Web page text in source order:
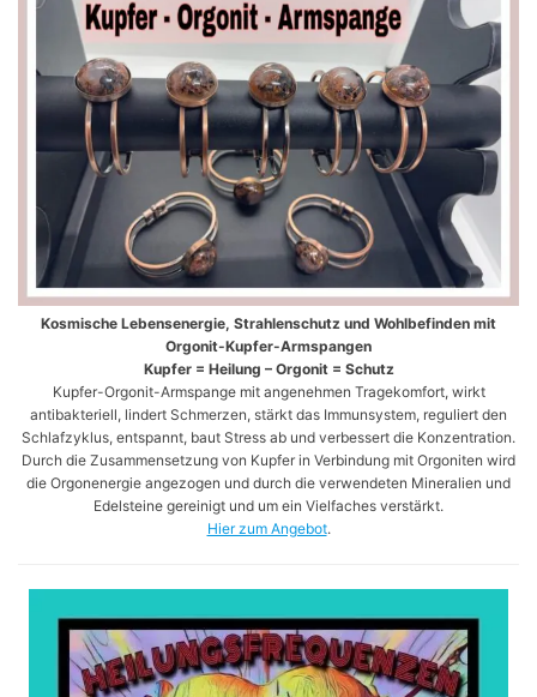
Kosmische Lebensenergie, Strahlenschutz und Wohlbefinden mit
Orgonit-Kupfer-Armspangen
Kupfer = Heilung – Orgonit = Schutz
Kupfer-Orgonit-Armspange mit angenehmen Tragekomfort, wirkt
antibakteriell, lindert Schmerzen, stärkt das Immunsystem, reguliert den
Schlafzyklus, entspannt, baut Stress ab und verbessert die Konzentration.
Durch die Zusammensetzung von Kupfer in Verbindung mit Orgoniten wird
die Orgonenergie angezogen und durch die verwendeten Mineralien und
Edelsteine gereinigt und um ein Vielfaches verstärkt.
Hier zum Angebot.